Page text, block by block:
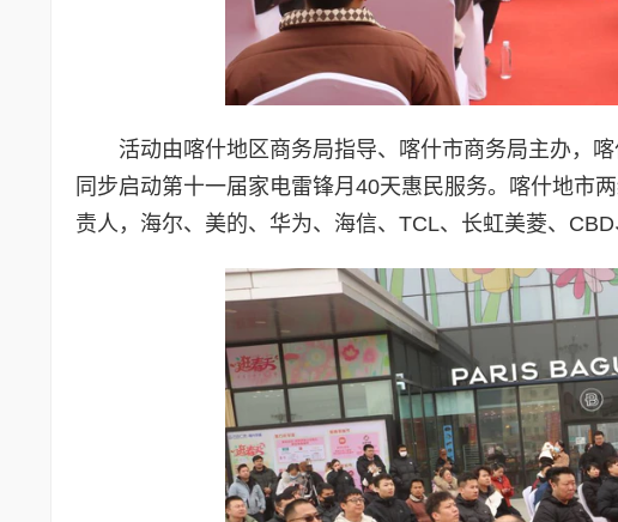
活动由喀什地区商务局指导、喀什市商务局主办，
同步启动第十一届家电雷锋月40天惠民服务。喀什地市
责人，海尔、美的、华为、海信、TCL、长虹美菱、